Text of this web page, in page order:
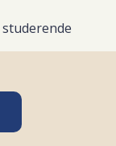
studerende